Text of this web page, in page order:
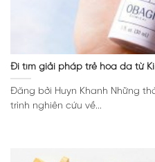
Đi tìm giải pháp trẻ hóa da từ
Đăng bởi Huyn Khanh Những
trình nghiên cứu về...